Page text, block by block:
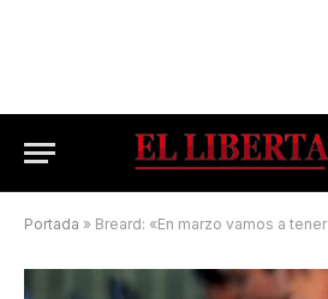
Portada » Breard: «En marzo vamos a tener el